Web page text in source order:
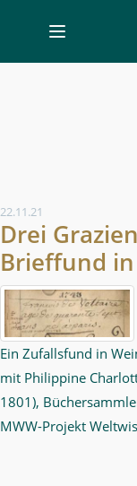
22.11.21
Drei
Brieffund
Ein Zufallsfund in
mit Philippine
1801),
MWW-Projekt